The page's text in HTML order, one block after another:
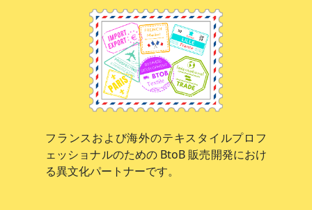
フランスおよび海外のテキスタイルプロフ
ェッショナルのための BtoB 販売開発におけ
る異文化パートナーです。